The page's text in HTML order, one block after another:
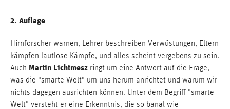
2. Auflage
Hirnforscher warnen, Lehrer beschreiben Verwüstungen, Eltern
kämpfen lautlose Kämpfe, und alles scheint vergebens zu sein.
Auch Martin Lichtmesz ringt um eine Antwort auf die Frage,
was die "smarte Welt" um uns herum anrichtet und warum wir
nichts dagegen ausrichten können. Unter dem Begriff "smarte
Welt" versteht er eine Erkenntnis, die so banal wie